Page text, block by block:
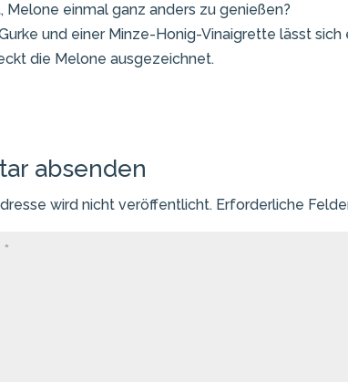
Melone einmal ganz anders zu genießen?
und einer Minze-Honig-Vinaigrette lässt
die Melone ausgezeichnet.
absenden
wird nicht veröffentlicht. Erforderliche